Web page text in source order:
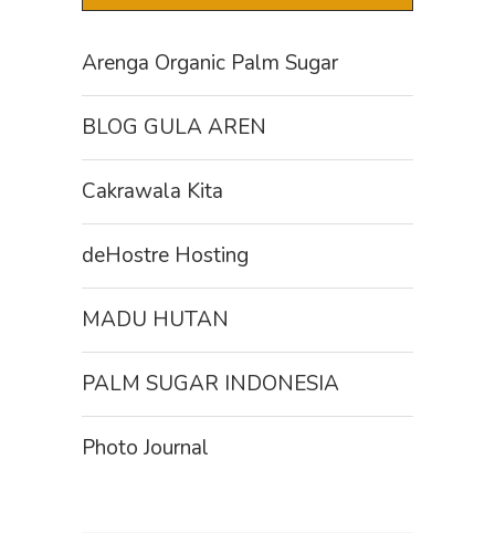
Arenga Organic Palm Sugar
BLOG GULA AREN
Cakrawala Kita
deHostre Hosting
MADU HUTAN
PALM SUGAR INDONESIA
Photo Journal